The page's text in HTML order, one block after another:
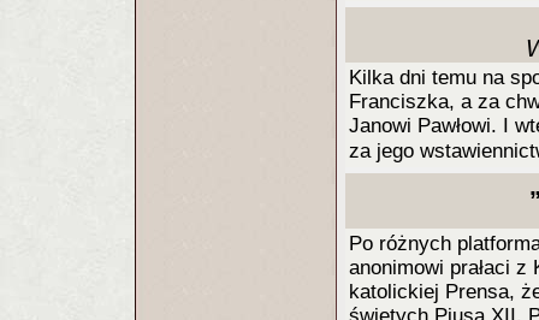
Kilka dni temu na
Franciszka, a za
Janowi Pawłowi. I
za jego
Po różnych
anonimowi prałaci
katolickiej Prensa,